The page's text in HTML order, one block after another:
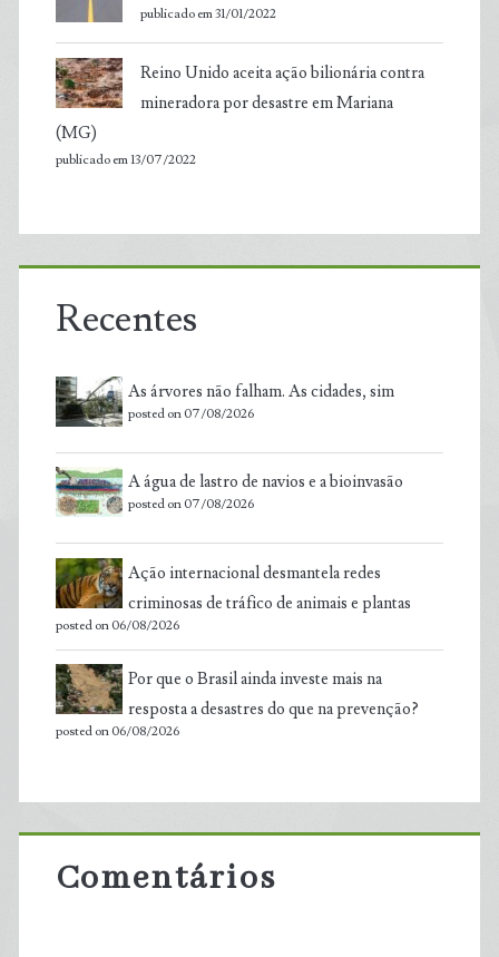
publicado em 31/01/2022
Reino Unido aceita ação bilionária contra
mineradora por desastre em Mariana
(MG)
publicado em 13/07/2022
Recentes
As árvores não falham. As cidades, sim
posted on 07/08/2026
A água de lastro de navios e a bioinvasão
posted on 07/08/2026
Ação internacional desmantela redes
criminosas de tráfico de animais e plantas
posted on 06/08/2026
Por que o Brasil ainda investe mais na
resposta a desastres do que na prevenção?
posted on 06/08/2026
Comentários